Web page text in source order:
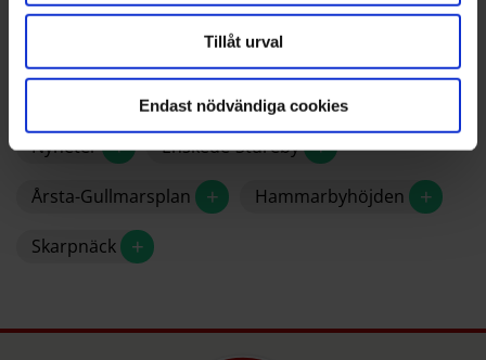
Tillåt urval
Endast nödvändiga cookies
– Vi kommer även låna ut filtar till de som vill ta med
Patrik Wirén
Nyheter + Enskede-Stureby +
Årsta-Gullmarsplan + Hammarbyhöjden +
Skarpnäck +